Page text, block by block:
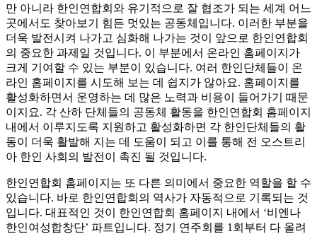
만 아니라 한인연합회와 유기적으로 잘 협조가 되는 세계 어느
곳에서도 찾아보기 힘든 멋있는 공동체입니다. 이러한 부분을
더욱 발전시켜 나가고 심화해 나가는 것이 앞으로 한인연합회
의 중요한 과제일 것입니다. 이 부분에서 온라인 홈페이지가
크게 기여할 수 있는 부분이 있습니다. 여러 한인단체들이 온
라인 홈페이지를 시도해 보는 데 쉽지가 않아요. 홈페이지를
활성화하면서 운영하는 데 많은 노력과 비용이 들어가기 때문
이지요. 각 산하 단체들의 공동체 활동을 한인연합회 홈페이지
내에서 이루지도록 지원하고 활성화하면 각 한인단체들의 활
동이 더욱 활발해 지는 데 도움이 되고 이를 통해 전 오스트리
아 한인 사회의 발전이 촉진 될 것입니다.
한인연합회 홈페이지는 또 다른 의미에서 중요한 역할을 할 수
있습니다. 바로 한인연합회의 역사가 자동적으로 기록되는 것
입니다. 대표적인 것이 한인연합회 홈페이지 내에서 ‘비엔나
한인여성합창단’ 파트입니다. 정기 연주회를 1회부터 다 올려